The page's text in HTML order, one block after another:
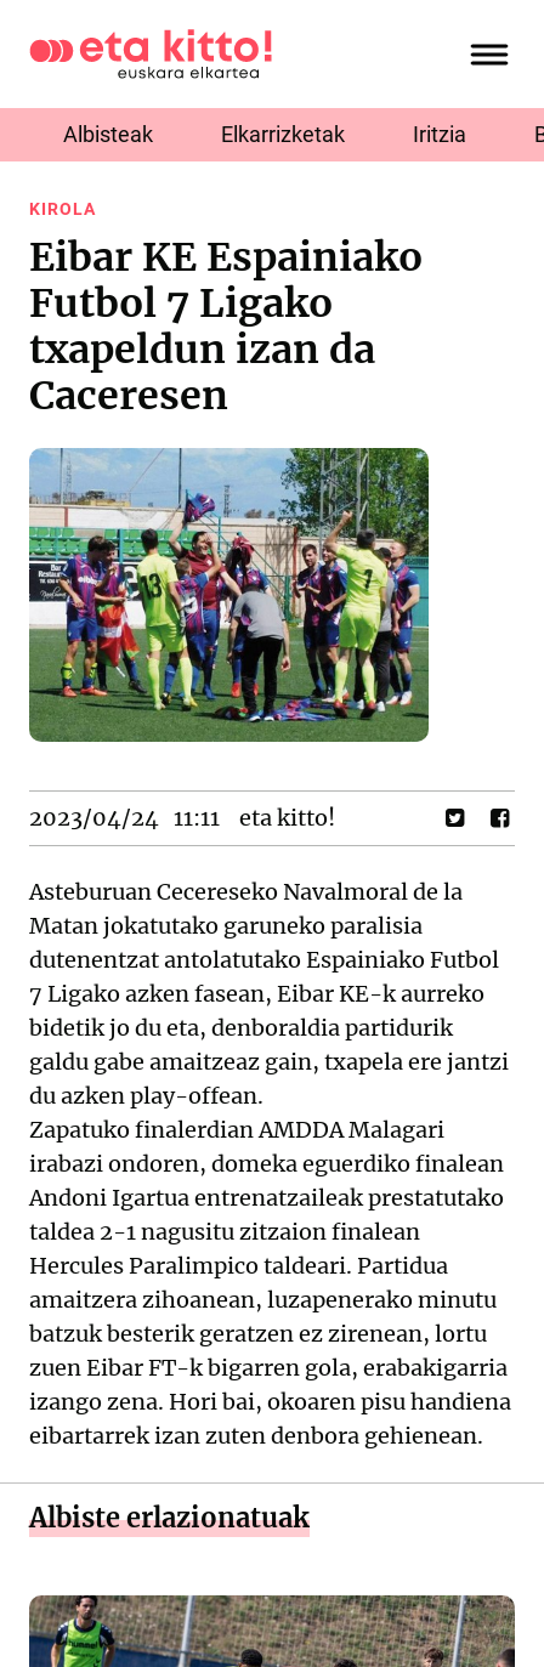
Albisteak Elkarrizketak Iritzia
KIROLA
Eibar KE Espainiako
Futbol 7 Ligako
txapeldun izan da
Caceresen
2023/04/24 11:11 eta kitto!
Asteburuan Cecereseko Navalmoral de la
Matan jokatutako garuneko paralisia
dutenentzat antolatutako Espainiako Futbol
7 Ligako azken fasean, Eibar KE-k aurreko
bidetik jo du eta, denboraldia partidurik
galdu gabe amaitzeaz gain, txapela ere jantzi
du azken play-offean.
Zapatuko finalerdian AMDDA Malagari
irabazi ondoren, domeka eguerdiko finalean
Andoni Igartua entrenatzaileak prestatutako
taldea 2-1 nagusitu zitzaion finalean
Hercules Paralimpico taldeari. Partidua
amaitzera zihoanean, luzapenerako minutu
batzuk besterik geratzen ez zirenean, lortu
zuen Eibar FT-k bigarren gola, erabakigarria
izango zena. Hori bai, okoaren pisu handiena
eibartarrek izan zuten denbora gehienean.
Albiste erlazionatuak